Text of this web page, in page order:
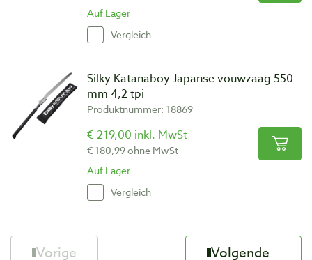
Auf Lager
Vergleich
Silky Katanaboy Japanse vouwzaag 550
mm 4,2 tpi
Produktnummer: 18869
€ 219,00 inkl. MwSt
€ 180,99 ohne MwSt
Auf Lager
Vergleich
Vorige Volgende